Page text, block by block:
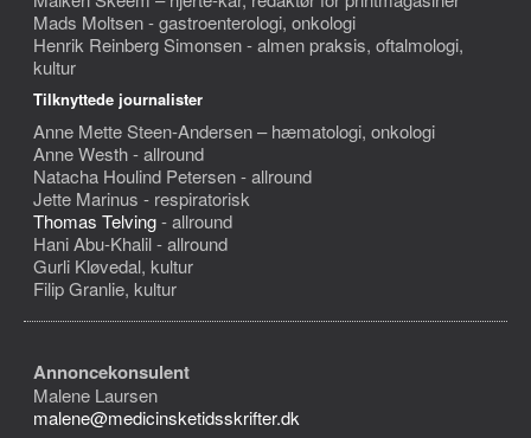
Mads Moltsen - gastroenterologi, onkologi
Henrik Reinberg Simonsen - almen praksis, oftalmologi,
kultur
Tilknyttede journalister
Anne Mette Steen-Andersen – hæmatologi, onkologi
Anne Westh - allround
Natacha Houlind Petersen - allround
Jette Marinus - respiratorisk
Thomas Telving- allround
Hani Abu-Khalil - allround
Gurli Kløvedal, kultur
Filip Granlie, kultur
Annoncekonsulent
Malene Laursen
malene@medicinsketidsskrifter.dk